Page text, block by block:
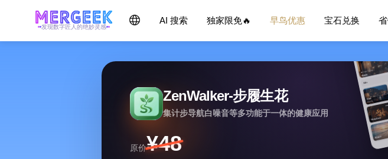
发现数字匠人的绝妙灵感
AI 搜索 独家限免🔥 早鸟优惠 宝石兑换
ZenWalker-步履生花
集计步导航白噪音等多功能于一体的健康应用
原价¥48